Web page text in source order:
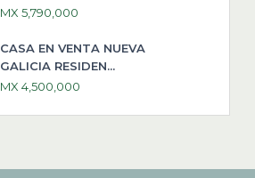
MX 5,790,000
CASA EN VENTA NUEVA
GALICIA RESIDEN...
MX 4,500,000